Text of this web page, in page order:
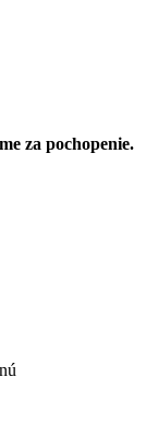
za pochopenie.